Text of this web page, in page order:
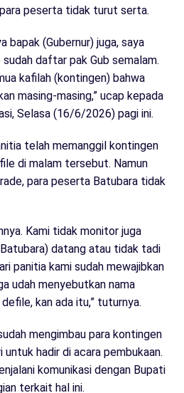
peserta tidak turut serta.
bapak (Gubernur) juga, saya
daftar pak Gub semalam.
kafilah (kontingen) bahwa
masing-masing,” ucap kepada
Selasa (16/6/2026) pagi ini.
telah memanggil kontingen
di malam tersebut. Namun
para peserta Batubara tidak
Kami tidak monitor juga
datang atau tidak tadi
panitia kami sudah mewajibkan
udah menyebutkan nama
kan ada itu,” tuturnya.
mengimbau para kontingen
hadir di acara pembukaan.
komunikasi dengan Bupati
terkait hal ini.